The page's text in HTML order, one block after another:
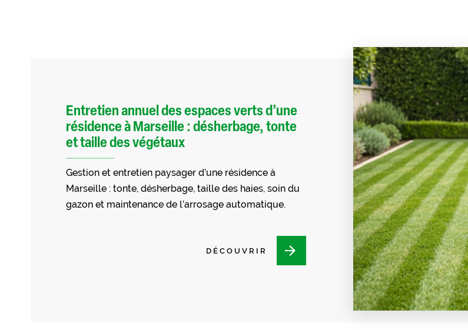
Entretien annuel des espaces verts d’une
résidence à Marseille : désherbage, tonte
et taille des végétaux
Gestion et entretien paysager d’une résidence à
Marseille : tonte, désherbage, taille des haies, soin du
gazon et maintenance de l’arrosage automatique.
DÉCOUVRIR